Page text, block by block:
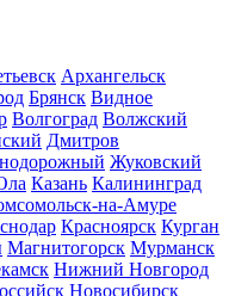
Архангельск
Брянск Видное
Волгоград Волжский
Дмитров
Жуковский
Казань Калининград
на-Амуре
Красноярск Курган
Магнитогорск Мурманск
Нижний Новгород
Новосибирск